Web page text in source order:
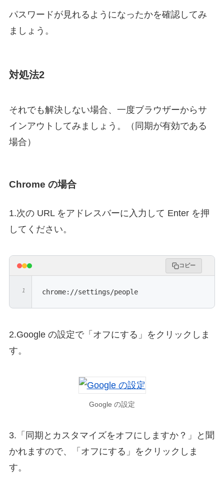
パスワードが見れるようになったかを確認してみ
ましょう。
対処法2
それでも解決しない場合、一度ブラウザーからサ
インアウトしてみましょう。（同期が有効である
場合）
Chrome の場合
1.次の URL をアドレスバーに入力して Enter を押
してください。
コピー
chrome://settings/people
2.Google の設定で「オフにする」をクリックしま
す。
Google の設定
3.「同期とカスタマイズをオフにしますか？」と聞
かれますので、「オフにする」をクリックしま
す。